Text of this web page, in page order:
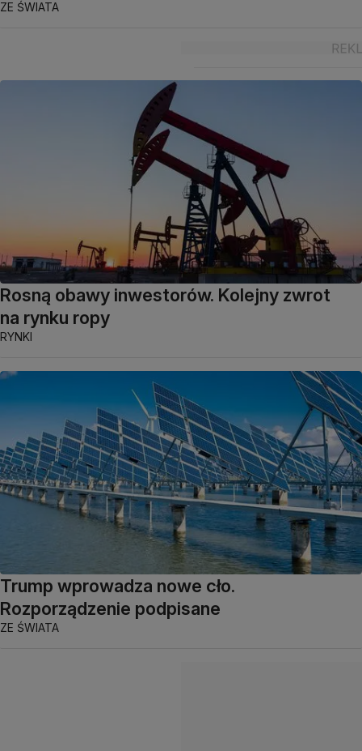
ZE ŚWIATA
Rosną obawy inwestorów. Kolejny zwrot
na rynku ropy
RYNKI
Trump wprowadza nowe cło.
Rozporządzenie podpisane
ZE ŚWIATA